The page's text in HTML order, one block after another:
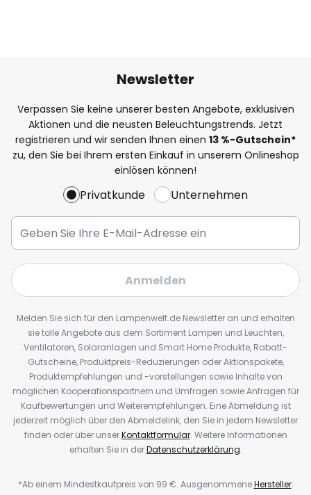
Newsletter
Verpassen Sie keine unserer besten Angebote, exklusiven
Aktionen und die neusten Beleuchtungstrends. Jetzt
registrieren und wir senden Ihnen einen 13 %-Gutschein*
zu, den Sie bei Ihrem ersten Einkauf in unserem Onlineshop
einlösen können!
Privatkunde Unternehmen
Anmelden
Melden Sie sich für den Lampenwelt.de Newsletter an und erhalten
sie tolle Angebote aus dem Sortiment Lampen und Leuchten,
Ventilatoren, Solaranlagen und Smart Home Produkte, Rabatt-
Gutscheine, Produktpreis-Reduzierungen oder Aktionspakete,
Produktempfehlungen und -vorstellungen sowie Inhalte von
möglichen Kooperationspartnern und Umfragen sowie Anfragen für
Kaufbewertungen und Weiterempfehlungen. Eine Abmeldung ist
jederzeit möglich über den Abmeldelink, den Sie in jedem Newsletter
finden oder über unserKontaktformular. Weitere Informationen
erhalten Sie in derDatenschutzerklärung.
*Ab einem Mindestkaufpreis von 99 €. AusgenommeneHersteller.